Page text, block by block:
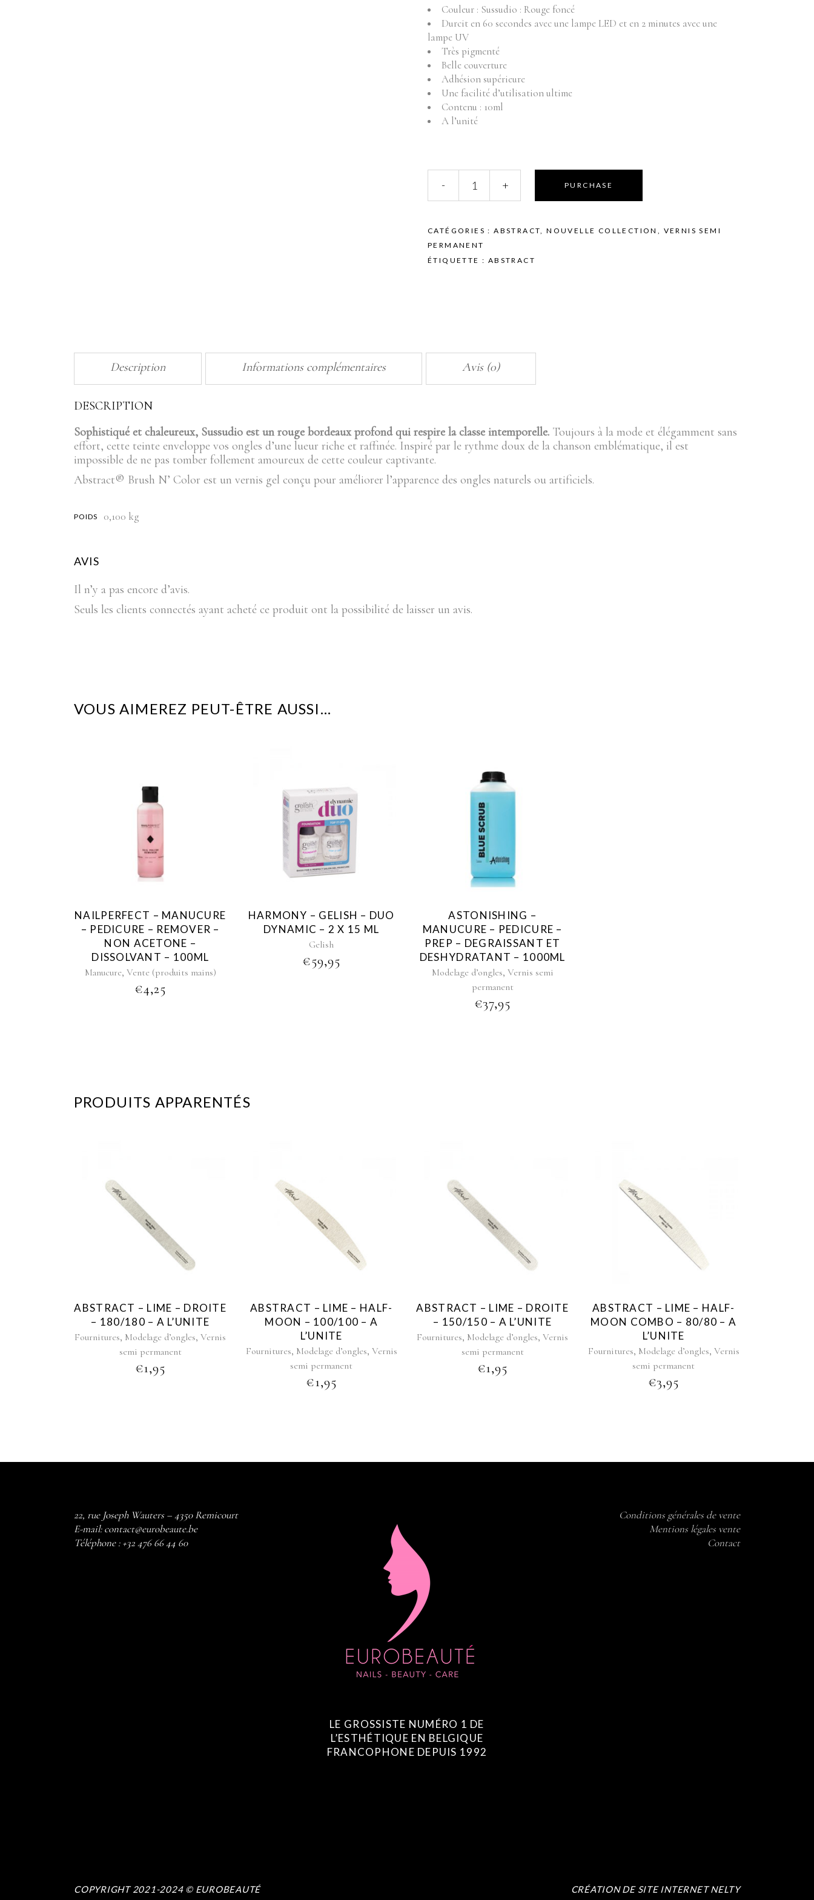
Produits vente visage
Mobilier
Produits vente
Appareils
Couleur : Sussudio : Rouge foncé
Durcit en 60 secondes avec une lampe LED et en 2 minutes avec une
lampe UV
Très pigmenté
Belle couverture
Adhésion supérieure
Une facilité d’utilisation ultime
Contenu : 10ml
A l’unité
BRUSH
N'
-
SUSSUDIO
-
- + PURCHASE
CATÉGORIES :ABSTRACT,NOUVELLE COLLECTION , VERNIS SEMI
PERMANENT
ÉTIQUETTE : ABSTRACT
Description Informations complémentaires Avis (0)
DESCRIPTION
Sophistiqué et chaleureux, Sussudio est un rouge bordeaux profond qui respire la classe intemporelle. Toujours à la mode et élégamment sans
effort, cette teinte enveloppe vos ongles d’une lueur riche et raffinée. Inspiré par le rythme doux de la chanson emblématique, il est
impossible de ne pas tomber follement amoureux de cette couleur captivante.
Abstract® Brush N’ Color est un vernis gel conçu pour améliorer l’apparence des ongles naturels ou artificiels.
POIDS 0,100 kg
AVIS
Il n’y a pas encore d’avis.
Seuls les clients connectés ayant acheté ce produit ont la possibilité de laisser un avis.
VOUS AIMEREZ PEUT-ÊTRE AUSSI…
NAILPERFECT – MANUCURE
– PEDICURE – REMOVER –
NON ACETONE –
DISSOLVANT – 100ML
Manucure, Vente (produits mains)
€4,25
HARMONY – GELISH – DUO
DYNAMIC – 2 X 15 ML
Gelish
€59,95
ASTONISHING –
MANUCURE – PEDICURE –
PREP – DEGRAISSANT ET
DESHYDRATANT – 1000ML
Modelage d’ongles, Vernis semi
permanent
€37,95
PRODUITS APPARENTÉS
ABSTRACT – LIME – DROITE
– 180/180 – A L’UNITE
Fournitures, Modelage d’ongles,Vernis
semi permanent
€1,95
ABSTRACT – LIME – HALF-
MOON – 100/100 – A
L’UNITE
Fournitures, Modelage d’ongles, Vernis
semi permanent
€1,95
ABSTRACT – LIME – DROITE
– 150/150 – A L’UNITE
Fournitures, Modelage d’ongles,Vernis
semi permanent
€1,95
ABSTRACT – LIME – HALF-
MOON COMBO – 80/80 – A
L’UNITE
Fournitures, Modelage d’ongles, Vernis
semi permanent
€3,95
22, rue Joseph Wauters – 4350 Remicourt
E-mail:contact@eurobeaute.be
Téléphone :+32 476 66 44 60
LE GROSSISTE NUMÉRO 1 DE
L’ESTHÉTIQUE EN BELGIQUE
FRANCOPHONE DEPUIS 1992
Conditions générales de vente
Mentions légales vente
Contact
COPYRIGHT 2021-2024 © EUROBEAUTÉ CRÉATION DE SITE INTERNET NELTY